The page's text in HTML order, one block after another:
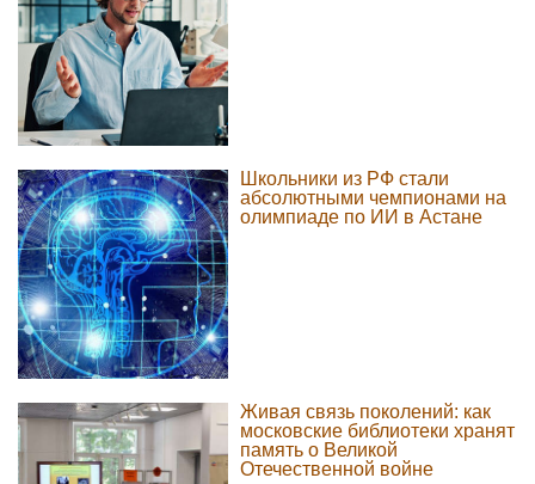
Школьники из РФ стали
абсолютными чемпионами на
олимпиаде по ИИ в Астане
Живая связь поколений: как
московские библиотеки хранят
память о Великой
Отечественной войне